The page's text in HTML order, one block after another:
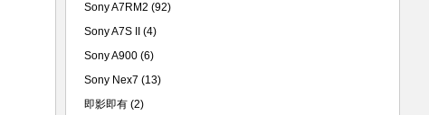
Sony A7RM2 (92)
Sony A7S II
(4)
Sony A900 (6)
Sony Nex7 (13)
即影即有 (2)